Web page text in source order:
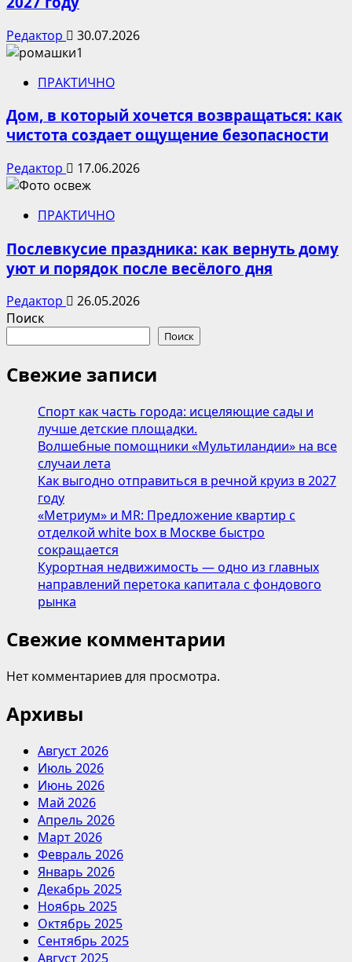
Редактор 30.07.2026
ПРАКТИЧНО
Дом, в который хочется возвращаться: как
чистота создает ощущение безопасности
Редактор 17.06.2026
ПРАКТИЧНО
Послевкусие праздника: как вернуть дому
уют и порядок после весёлого дня
Редактор
26.05.2026
Поиск
Поиск
Свежие записи
Спорт как часть города: исцеляющие сады и
лучше детские площадки.
Волшебные помощники «Мультиландии» на все
случаи лета
Как выгодно отправиться в речной круиз в 2027
году
«Метриум» и MR: Предложение квартир с
отделкой white box в Москве быстро
сокращается
Курортная недвижимость — одно из главных
направлений перетока капитала с фондового
рынка
Свежие комментарии
Нет комментариев для просмотра.
Архивы
Август 2026
Июль 2026
Июнь 2026
Май 2026
Апрель 2026
Март 2026
Февраль 2026
Январь 2026
Декабрь 2025
Ноябрь 2025
Октябрь 2025
Сентябрь 2025
Август 2025